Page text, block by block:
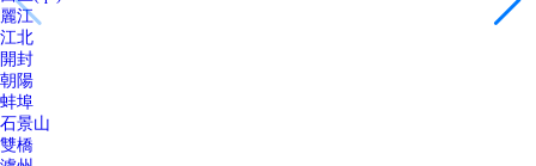
麗江
江北
開封
朝陽
蚌埠
石景山
雙橋